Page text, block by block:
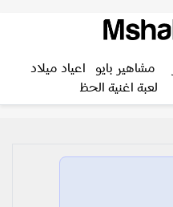
مشاهير بايو
اعياد ميلاد
لعبة اغنية الحظ